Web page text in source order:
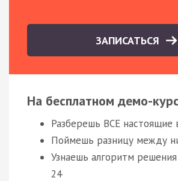
ЗАПИСАТЬСЯ
На бесплатном демо-
Разберешь ВСЕ настоящие
Поймешь разницу между
Узнаешь алгоритм
24